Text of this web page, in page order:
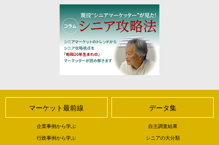
マーケット最前線
企業事例から学ぶ
行政事例から学ぶ
データ集
自主調査結果
シニアの大分類